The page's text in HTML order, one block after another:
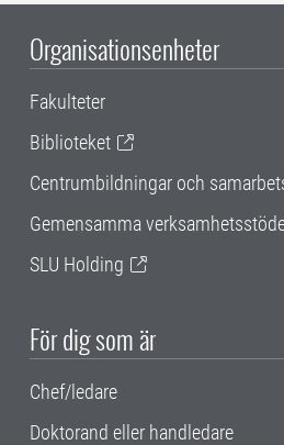
Organisationsenheter
Fakulteter
Biblioteket
Centrumbildningar och
Gemensamma
SLU Holding
För dig som är
Chef/ledare
Doktorand eller handledare